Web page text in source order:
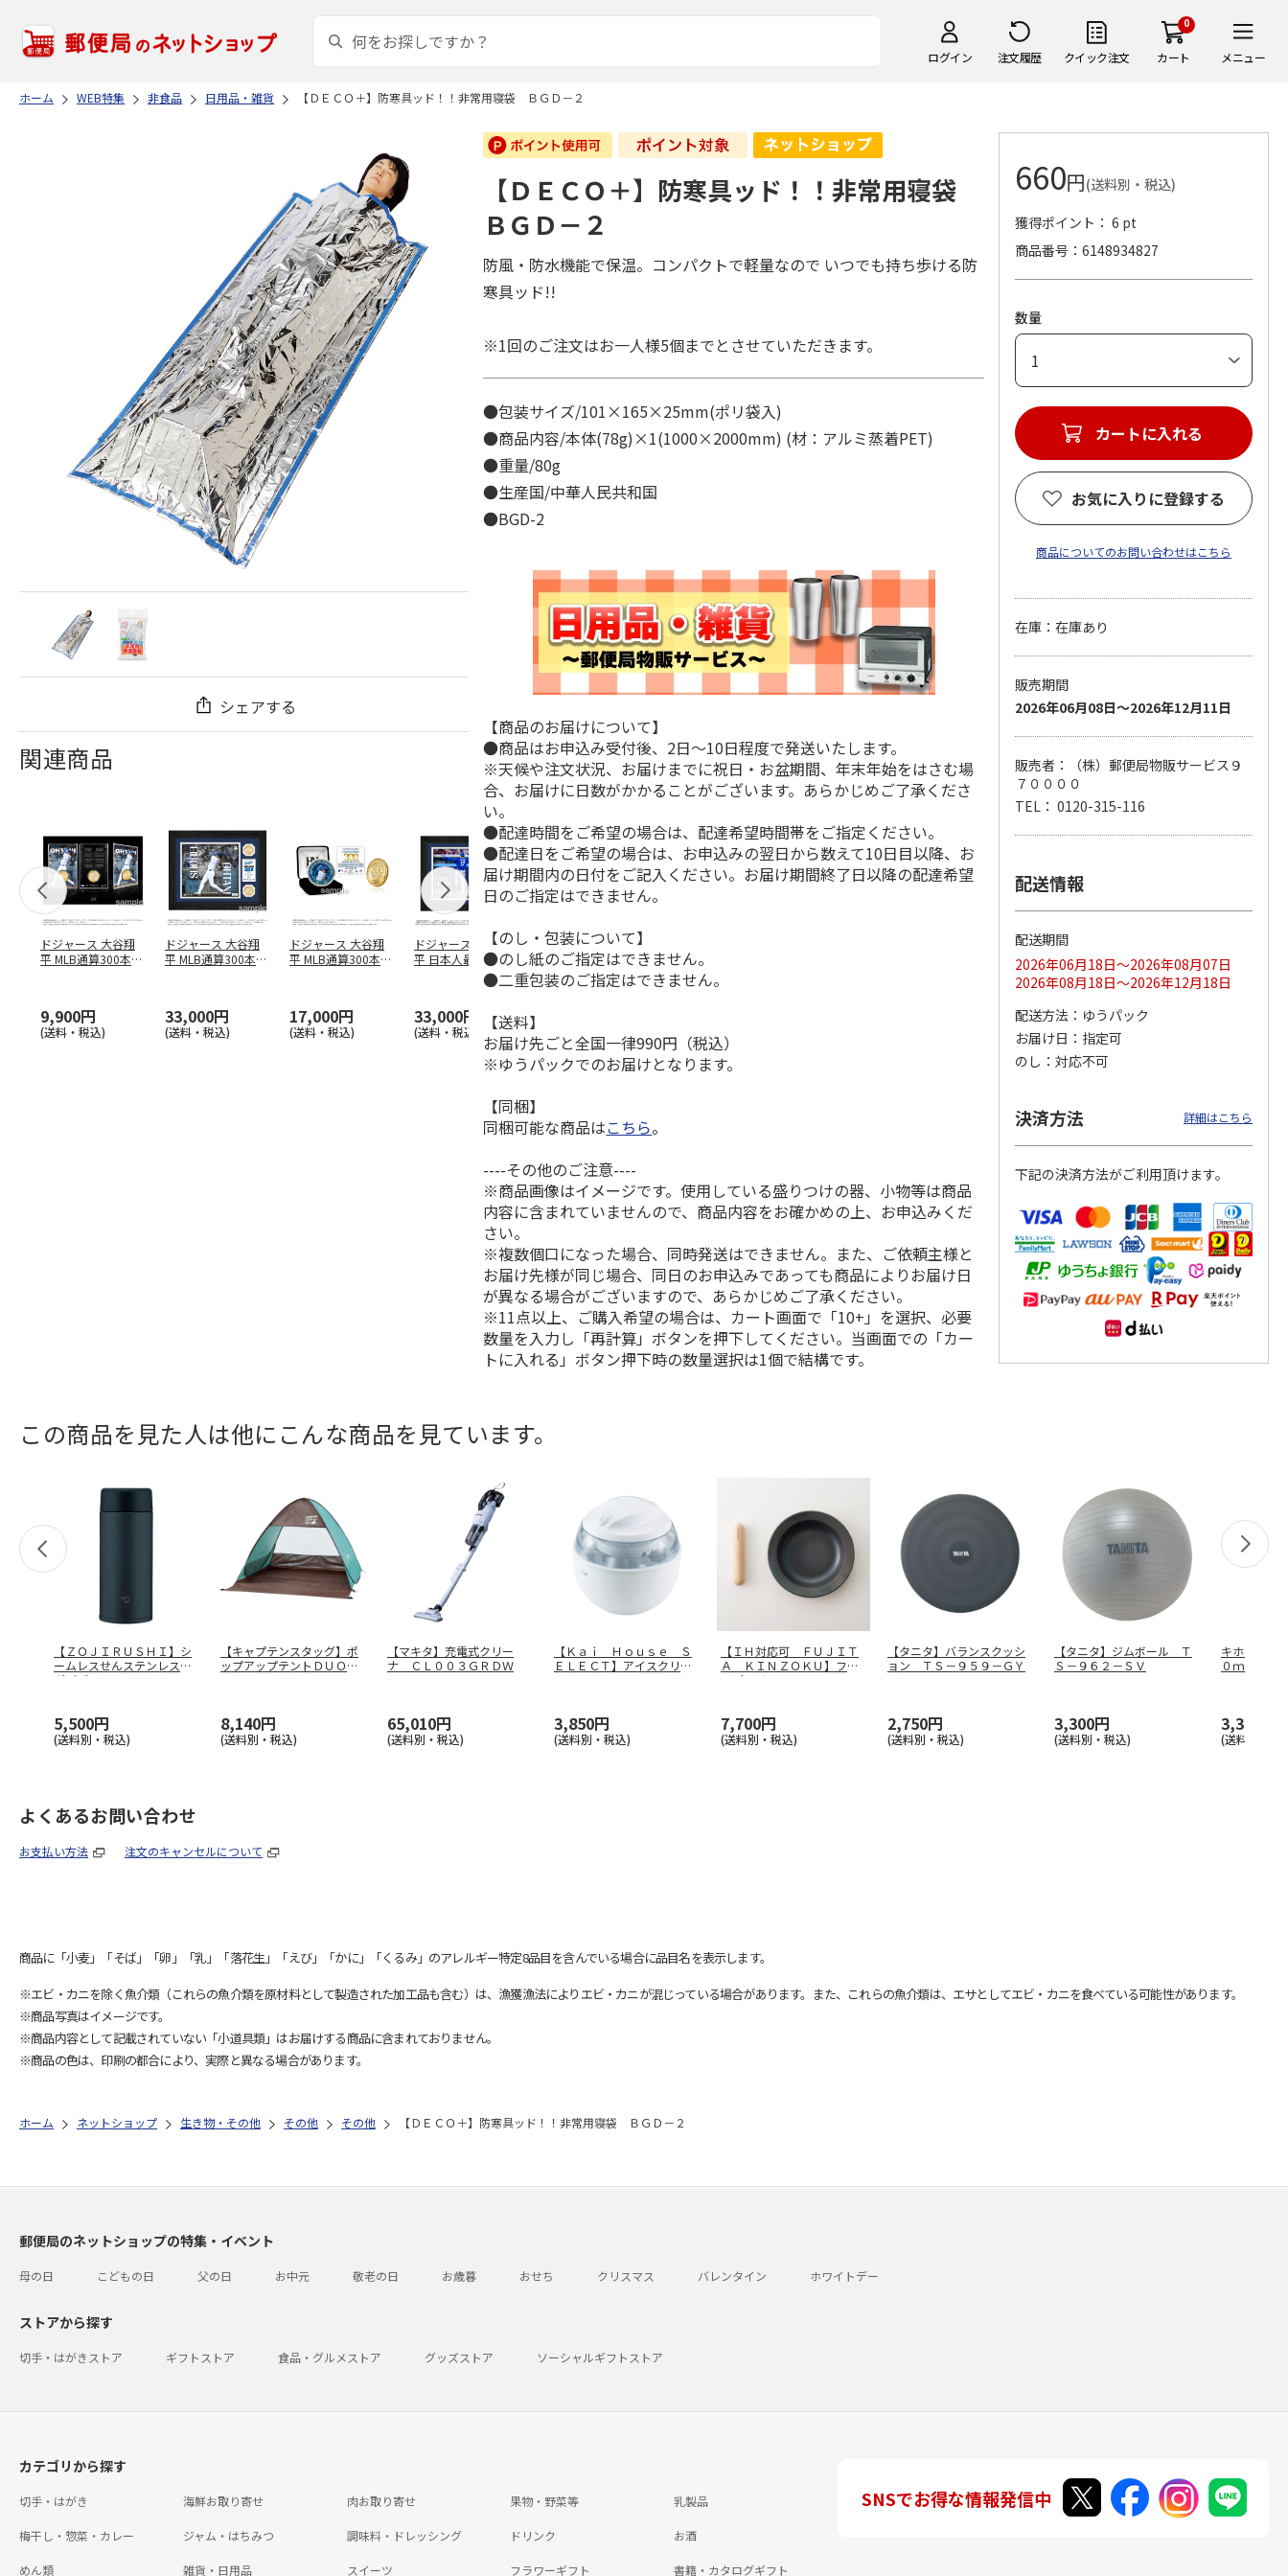
ログイン 注文履歴 クイック注文
0
カート メニュー
ホーム WEB特集 非食品 日用品・雑貨 【ＤＥＣＯ＋】防寒具ッド！！非常用寝袋 ＢＧＤ－２
シェアする
関連商品
ドジャース 大谷翔
平 MLB通算300本塁
9,900円
(送料・税込)
ドジャース 大谷翔
平 MLB通算300本塁
33,000円
(送料・税込)
ドジャース 大谷翔
平 MLB通算300本塁
17,000円
(送料・税込)
ドジャース 大谷翔
平 日本人最多53試
合連続出塁記念 ダ
33,000円
(送料・税込)
MLB ドジャース 大
谷翔平 2026 NL 3・
4月投手…
平 日本人最多53試
合連続出塁記念 コ
イ…
ドジャース 大谷翔
平 日本人最多53試
合連続出塁記念 シ
ル…
17,000円
(送料・税込)
谷翔平 2026 NL 3・
4月投手…
【ＤＥＣＯ＋】防寒具ッド！！非常用寝袋
ＢＧＤ－２
防風・防水機能で保温。コンパクトで軽量なので いつでも持ち歩ける防
寒具ッド!!
※1回のご注文はお一人様5個までとさせていただきます。
●包装サイズ/101×165×25mm(ポリ袋入)
●商品内容/本体(78g)×1(1000×2000mm) (材：アルミ蒸着PET)
●重量/80g
●生産国/中華人民共和国
●BGD-2
【商品のお届けについて】
●商品はお申込み受付後、2日～10日程度で発送いたします。
※天候や注文状況、お届けまでに祝日・お盆期間、年末年始をはさむ場
合、お届けに日数がかかることがございます。あらかじめご了承くださ
い。
●配達時間をご希望の場合は、配達希望時間帯をご指定ください。
●配達日をご希望の場合は、お申込みの翌日から数えて10日目以降、お
届け期間内の日付をご記入ください。お届け期間終了日以降の配達希望
日のご指定はできません。
【のし・包装について】
●のし紙のご指定はできません。
●二重包装のご指定はできません。
【送料】
お届け先ごと全国一律990円（税込）
※ゆうパックでのお届けとなります。
【同梱】
同梱可能な商品はこちら。
----その他のご注意----
※商品画像はイメージです。使用している盛りつけの器、小物等は商品
内容に含まれていませんので、商品内容をお確かめの上、お申込みくだ
さい。
※複数個口になった場合、同時発送はできません。また、ご依頼主様と
お届け先様が同じ場合、同日のお申込みであっても商品によりお届け日
が異なる場合がございますので、あらかじめご了承ください。
※11点以上、ご購入希望の場合は、カート画面で「10+」を選択、必要
数量を入力し「再計算」ボタンを押下してください。当画面での「カー
トに入れる」ボタン押下時の数量選択は1個で結構です。
660円(送料別・税込)
獲得ポイント： 6 pt
商品番号
6148934827
数量
カートに入れる
お気に入りに登録する
商品についてのお問い合わせはこちら
在庫：在庫あり
販売期間
2026年06月08日～2026年12月11日
販売者：（株）郵便局物販サービス９
７００００
TEL： 0120-315-116
配送情報
配送期間
2026年06月18日～2026年08月07日
2026年08月18日～2026年12月18日
配送方法
ゆうパック
お届け日
指定可
のし
対応不可
決済方法 詳細はこちら
下記の決済方法がご利用頂けます。
この商品を見た人は他にこんな商品を見ています。
【ＺＯＪＩＲＵＳＨＩ】シ
ームレスせんステンレスマ
グ（ブラッ
5,500円
(送料別・税込)
【キャプテンスタッグ】ポ
ップアップテントＤＵＯ
8,140円
(送料別・税込)
【マキタ】充電式クリー
ナ ＣＬ００３ＧＲＤＷ
65,010円
(送料別・税込)
【Ｋａｉ Ｈｏｕｓｅ Ｓ
ＥＬＥＣＴ】アイスクリー
ムメーカー
3,850円
(送料別・税込)
【ＩＨ対応可 ＦＵＪＩＴ
Ａ ＫＩＮＺＯＫＵ】フラ
イパンジュ
7,700円
(送料別・税込)
【タニタ】バランスクッシ
ョン ＴＳ－９５９－ＧＹ
2,750円
(送料別・税込)
【タニタ】ジムボール Ｔ
Ｓ－９６２－ＳＶ
3,300円
(送料別・税込)
キホンノス
０ｍｌ（ホ
3,300円
(送料別・税
よくあるお問い合わせ
お支払い方法 注文のキャンセルについて
商品に「小麦」「そば」「卵」「乳」「落花生」「えび」「かに」「くるみ」のアレルギー特定8品目を含んでいる場合に品目名を表示します。
※エビ・カニを除く魚介類（これらの魚介類を原材料として製造された加工品も含む）は、漁獲漁法によりエビ・カニが混じっている場合があります。また、これらの魚介類は、エサとしてエビ・カニを食べている可能性があります。
※商品写真はイメージです。
※商品内容として記載されていない「小道具類」はお届けする商品に含まれておりません。
※商品の色は、印刷の都合により、実際と異なる場合があります。
ホーム ネットショップ 生き物・その他 その他 その他 【ＤＥＣＯ＋】防寒具ッド！！非常用寝袋 ＢＧＤ－２
郵便局のネットショップの特集・イベント
母の日 こどもの日 父の日 お中元 敬老の日 お歳暮 おせち クリスマス バレンタイン ホワイトデー
ストアから探す
切手・はがきストア ギフトストア 食品・グルメストア グッズストア ソーシャルギフトストア
カテゴリから探す
切手・はがき 海鮮お取り寄せ 肉お取り寄せ 果物・野菜等 乳製品
梅干し・惣菜・カレー ジャム・はちみつ 調味料・ドレッシング ドリンク お酒
めん類 雑貨・日用品 スイーツ フラワーギフト 書籍・カタログギフト
SNSでお得な情報発信中